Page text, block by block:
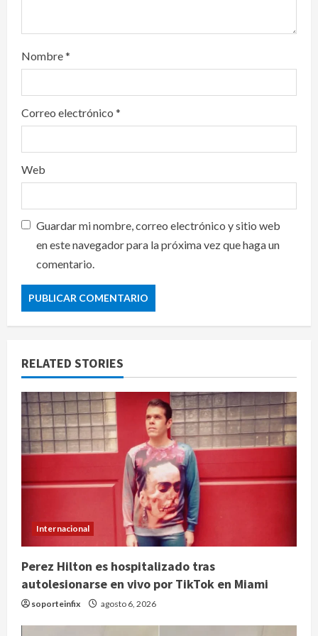
Nombre*
Correo electrónico *
Web
Guardar mi nombre, correo electrónico y sitio web
en este navegador para la próxima vez que haga un
comentario.
RELATED STORIES
Internacional
Perez Hilton es hospitalizado tras
autolesionarse en vivo por TikTok en Miami
soporteinfix agosto 6, 2026